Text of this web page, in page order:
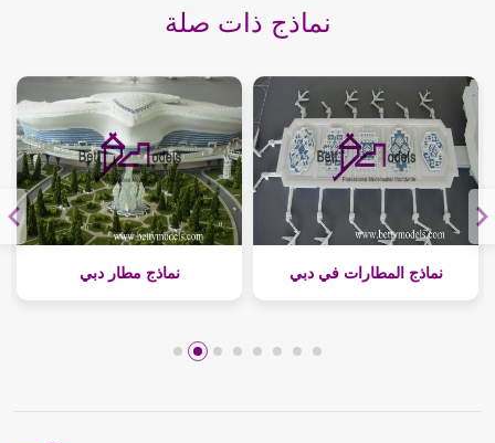
نماذج ذات صلة
نماذج مطار دبي نماذج المطارات في دبي